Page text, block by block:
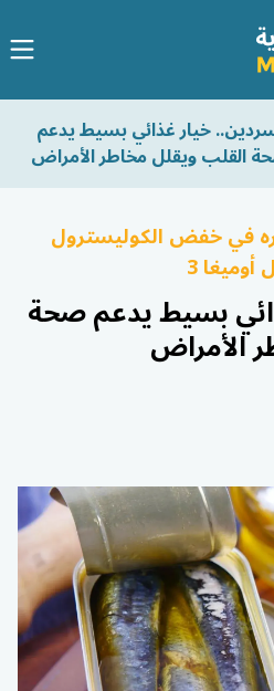
خيار غذائي بسيط يدعم
القلب ويقلل مخاطر الأمراض
في خفض الكوليسترول
3
بسيط يدعم صحة
الأمراض